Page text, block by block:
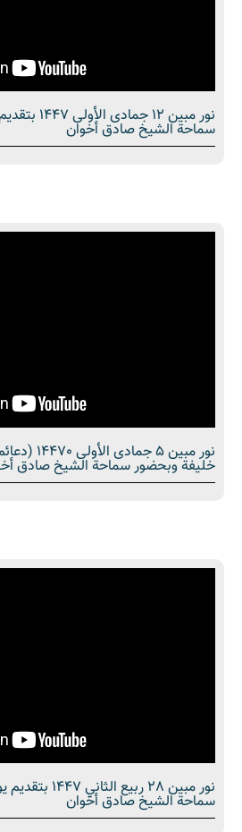
نور مبین
سماحة الشیخ صادق أخوان
نور مبین 5
خليفة وبحضور سماحة الشیخ صادق
نور مبین 28
سماحة الشیخ صادق أخوان